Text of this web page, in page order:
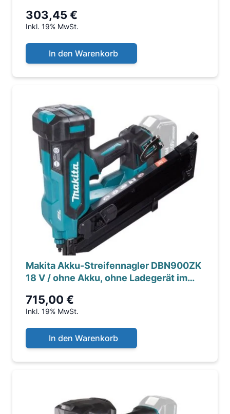
303,45 €
Inkl. 19% MwSt.
In den Warenkorb
Makita Akku-Streifennagler DBN900ZK
18 V / ohne Akku, ohne Ladegerät im
715,00 €
Inkl. 19% MwSt.
In den Warenkorb